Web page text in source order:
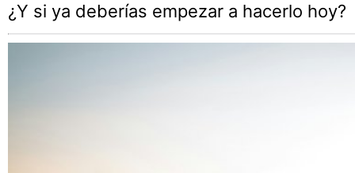
¿Y si ya deberías empezar a hacerlo hoy?